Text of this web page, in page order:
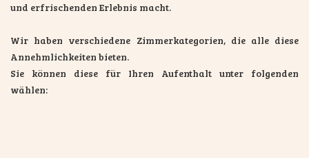
und erfrischenden Erlebnis macht.
Wir haben verschiedene Zimmerkategorien, die alle diese
Annehmlichkeiten bieten.
Sie können diese für Ihren Aufenthalt unter folgenden
wählen: